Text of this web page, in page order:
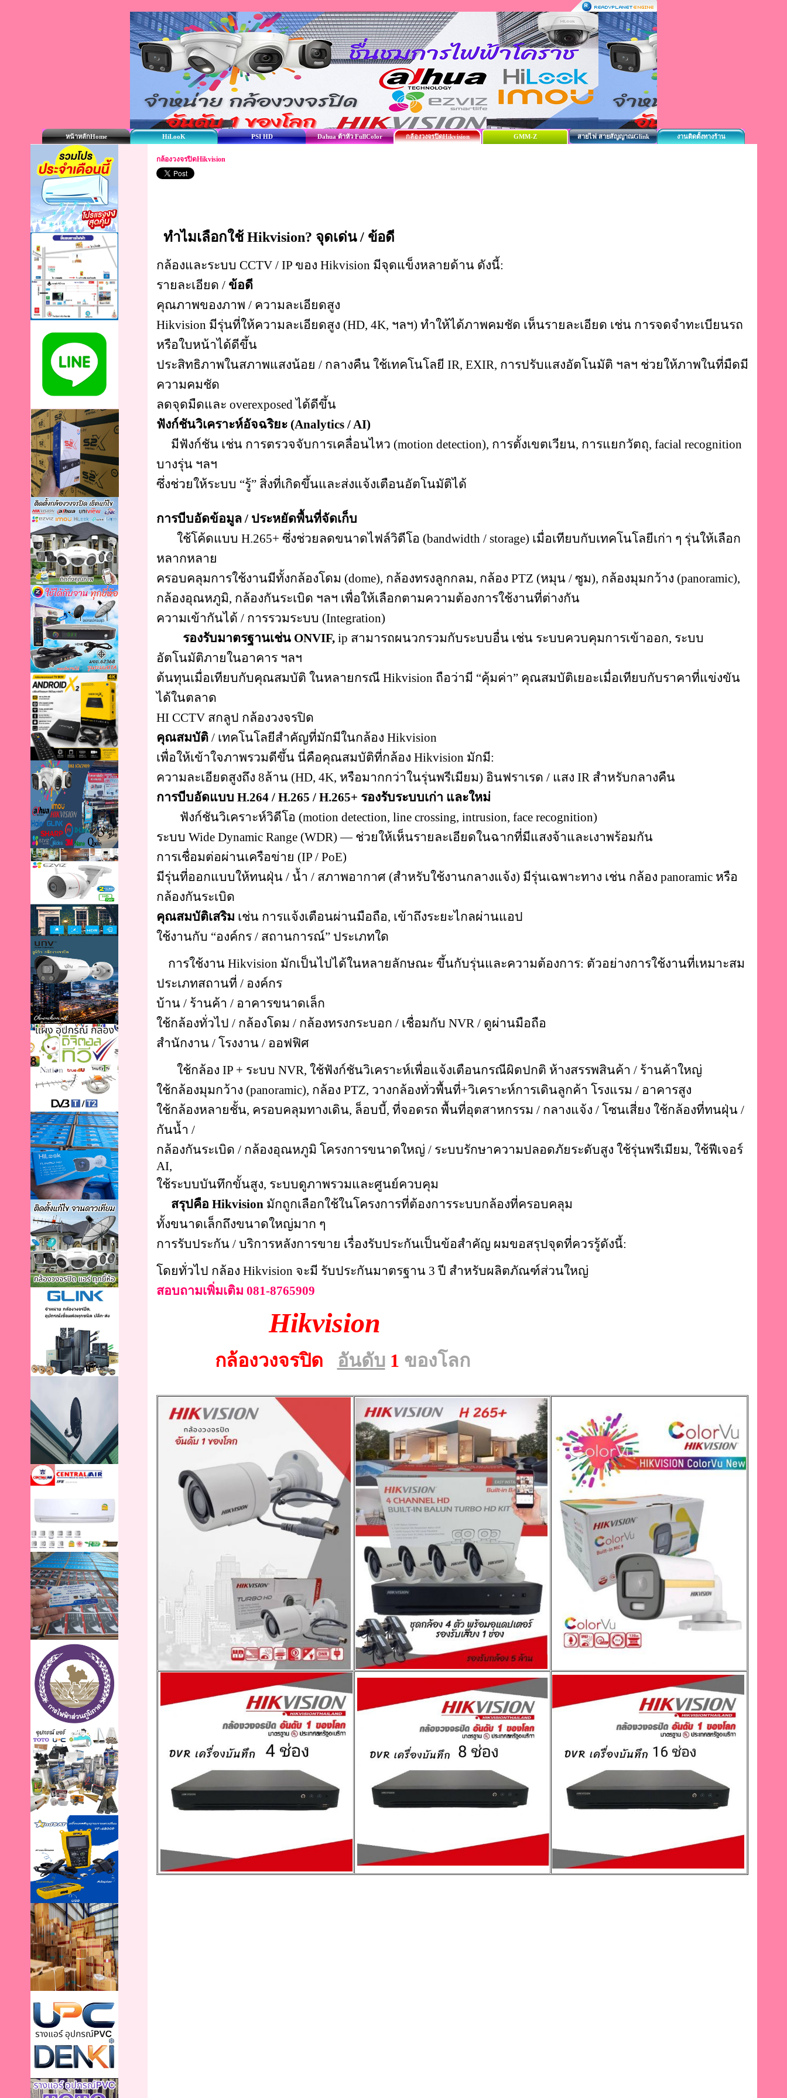
หน้าหลักHome HiLooK PSI HD Dahua ต้าหัว FullColor กล้องวงจรปิดHikvision GMM-Z สายไฟ สายสัญญาณGlink งานติดตั้งทางร้าน
กล้องวงจรปิดHikvision
ทำไมเลือกใช้ Hikvision? จุดเด่น / ข้อดี
กล้องและระบบ CCTV / IP ของ Hikvision มีจุดแข็งหลายด้าน ดังนี้:
รายละเอียด /ข้อดี
คุณภาพของภาพ / ความละเอียดสูง
Hikvision มีรุ่นที่ให้ความละเอียดสูง (HD, 4K, ฯลฯ) ทำให้ได้ภาพคมชัด เห็นรายละเอียด เช่น การจดจำทะเบียนรถ
หรือใบหน้าได้ดีขึ้น
ประสิทธิภาพในสภาพแสงน้อย / กลางคืน ใช้เทคโนโลยี IR, EXIR, การปรับแสงอัตโนมัติ ฯลฯ ช่วยให้ภาพในที่มืดมี
ความคมชัด
ลดจุดมืดและ overexposed ได้ดีขึ้น
ฟังก์ชันวิเคราะห์อัจฉริยะ (Analytics / AI)
มีฟังก์ชัน เช่น การตรวจจับการเคลื่อนไหว (motion detection), การตั้งเขตเวียน, การแยกวัตถุ, facial recognition
บางรุ่น ฯลฯ
ซึ่งช่วยให้ระบบ “รู้” สิ่งที่เกิดขึ้นและส่งแจ้งเตือนอัตโนมัติได้
การบีบอัดข้อมูล / ประหยัดพื้นที่จัดเก็บ
ใช้โค้ดแบบ H.265+ ซึ่งช่วยลดขนาดไฟล์วิดีโอ (bandwidth / storage) เมื่อเทียบกับเทคโนโลยีเก่า ๆ รุ่นให้เลือก
หลากหลาย
ครอบคลุมการใช้งานมีทั้งกล้องโดม (dome), กล้องทรงลูกกลม, กล้อง PTZ (หมุน / ซูม), กล้องมุมกว้าง (panoramic),
กล้องอุณหภูมิ, กล้องกันระเบิด ฯลฯ เพื่อให้เลือกตามความต้องการใช้งานที่ต่างกัน
ความเข้ากันได้ / การรวมระบบ (Integration)
รองรับมาตรฐานเช่น ONVIF,ip สามารถผนวกรวมกับระบบอื่น เช่น ระบบควบคุมการเข้าออก, ระบบ
อัตโนมัติภายในอาคาร ฯลฯ
ต้นทุนเมื่อเทียบกับคุณสมบัติ ในหลายกรณี Hikvision ถือว่ามี “คุ้มค่า” คุณสมบัติเยอะเมื่อเทียบกับราคาที่แข่งขัน
ได้ในตลาด
HI CCTV สกลูป กล้องวงจรปิด
คุณสมบัติ / เทคโนโลยีสำคัญที่มักมีในกล้อง Hikvision
เพื่อให้เข้าใจภาพรวมดีขึ้น นี่คือคุณสมบัติที่กล้อง Hikvision มักมี:
ความละเอียดสูงถึง 8ล้าน (HD, 4K, หรือมากกว่าในรุ่นพรีเมียม) อินฟราเรด / แสง IR สำหรับกลางคืน
การบีบอัดแบบ H.264 / H.265 / H.265+ รองรับระบบเก่า และใหม่
ฟังก์ชันวิเคราะห์วิดีโอ (motion detection, line crossing, intrusion, face recognition)
ระบบ Wide Dynamic Range (WDR) — ช่วยให้เห็นรายละเอียดในฉากที่มีแสงจ้าและเงาพร้อมกัน
การเชื่อมต่อผ่านเครือข่าย (IP / PoE)
มีรุ่นที่ออกแบบให้ทนฝุ่น / น้ำ / สภาพอากาศ (สำหรับใช้งานกลางแจ้ง) มีรุ่นเฉพาะทาง เช่น กล้อง panoramic หรือ
กล้องกันระเบิด
คุณสมบัติเสริม เช่น การแจ้งเตือนผ่านมือถือ, เข้าถึงระยะไกลผ่านแอป
ใช้งานกับ “องค์กร / สถานการณ์” ประเภทใด
การใช้งาน Hikvision มักเป็นไปได้ในหลายลักษณะ ขึ้นกับรุ่นและความต้องการ: ตัวอย่างการใช้งานที่เหมาะสม
ประเภทสถานที่ / องค์กร
บ้าน / ร้านค้า / อาคารขนาดเล็ก
ใช้กล้องทั่วไป / กล้องโดม / กล้องทรงกระบอก / เชื่อมกับ NVR / ดูผ่านมือถือ
สำนักงาน / โรงงาน / ออฟฟิศ
ใช้กล้อง IP + ระบบ NVR, ใช้ฟังก์ชันวิเคราะห์เพื่อแจ้งเตือนกรณีผิดปกติ ห้างสรรพสินค้า / ร้านค้าใหญ่
ใช้กล้องมุมกว้าง (panoramic), กล้อง PTZ, วางกล้องทั่วพื้นที่+วิเคราะห์การเดินลูกค้า โรงแรม / อาคารสูง
ใช้กล้องหลายชั้น, ครอบคลุมทางเดิน, ล็อบบี้, ที่จอดรถ พื้นที่อุตสาหกรรม / กลางแจ้ง / โซนเสี่ยง ใช้กล้องที่ทนฝุ่น /
กันน้ำ /
กล้องกันระเบิด / กล้องอุณหภูมิ โครงการขนาดใหญ่ / ระบบรักษาความปลอดภัยระดับสูง ใช้รุ่นพรีเมียม, ใช้ฟีเจอร์
AI,
ใช้ระบบบันทึกขั้นสูง, ระบบดูภาพรวมและศูนย์ควบคุม
สรุปคือ Hikvision มักถูกเลือกใช้ในโครงการที่ต้องการระบบกล้องที่ครอบคลุม
ทั้งขนาดเล็กถึงขนาดใหญ่มาก ๆ
การรับประกัน / บริการหลังการขาย เรื่องรับประกันเป็นข้อสำคัญ ผมขอสรุปจุดที่ควรรู้ดังนี้:
โดยทั่วไป กล้อง Hikvision จะมี รับประกันมาตรฐาน 3 ปี สำหรับผลิตภัณฑ์ส่วนใหญ่
สอบถามเพิ่มเติม 081-8765909
Hikvision
กล้องวงจรปิด อันดับ 1 ของโลก